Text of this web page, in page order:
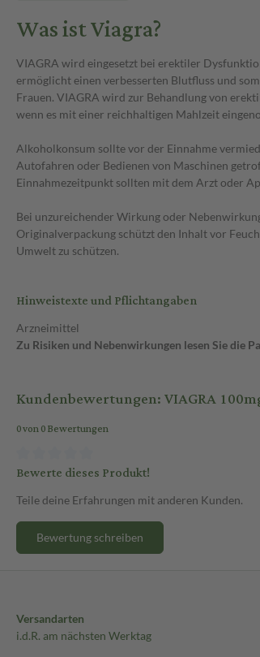
Was ist Viagra?
VIAGRA wird eingesetzt bei erektiler
ermöglicht einen verbesserten Blutfluss und
Frauen. VIAGRA wird zur Behandlung von
wenn es mit einer reichhaltigen Mahlzeit
Alkoholkonsum sollte vor der Einnahme
Autofahren oder Bedienen von Maschinen
Einnahmezeitpunkt sollten mit dem Arzt oder
Bei unzureichender Wirkung oder
Originalverpackung schützt den Inhalt vor
Umwelt zu schützen.
Hinweistexte und Pflichtangaben
Arzneimittel
Zu Risiken und Nebenwirkungen lesen Sie die
Kundenbewertungen: VIAGRA
0 von 0 Bewertungen
Bewerte dieses Produkt!
Teile deine Erfahrungen mit anderen Kunden.
Bewertung schreiben
Versandarten
i.d.R. am nächsten Werktag